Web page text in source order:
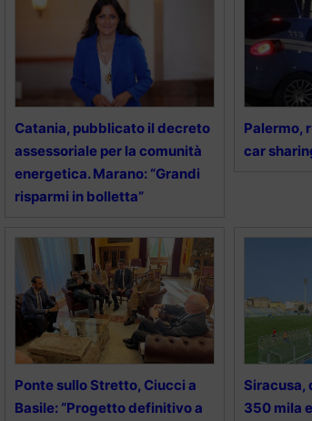
Catania, pubblicato il decreto
assessoriale per la comunità
energetica. Marano: “Grandi
risparmi in bolletta”
Palermo,
car
Ponte sullo Stretto, Ciucci a
Basile: “Progetto definitivo a
Siracusa,
350 mila